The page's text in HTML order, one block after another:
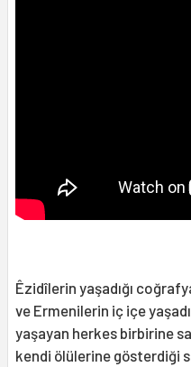
Êzidîlerin yaşadığı
ve Ermenilerin iç içe
yaşayan herkes birbirine
kendi ölülerine gösterdiği